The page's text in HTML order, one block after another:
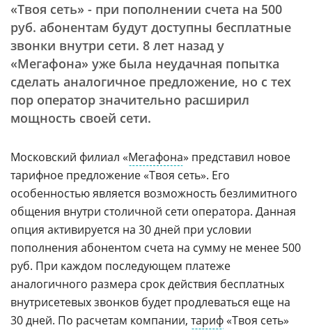
«Твоя сеть» - при пополнении счета на 500
руб. абонентам будут доступны бесплатные
звонки внутри сети. 8 лет назад у
«Мегафона» уже была неудачная попытка
сделать аналогичное предложение, но с тех
пор оператор значительно расширил
мощность своей сети.
Московский филиал «Мегафона» представил новое
тарифное предложение «Твоя сеть». Его
особенностью является возможность безлимитного
общения внутри столичной сети оператора. Данная
опция активируется на 30 дней при условии
пополнения абонентом счета на сумму не менее 500
руб. При каждом последующем платеже
аналогичного размера срок действия бесплатных
внутрисетевых звонков будет продлеваться еще на
30 дней. По расчетам компании, тариф «Твоя сеть»